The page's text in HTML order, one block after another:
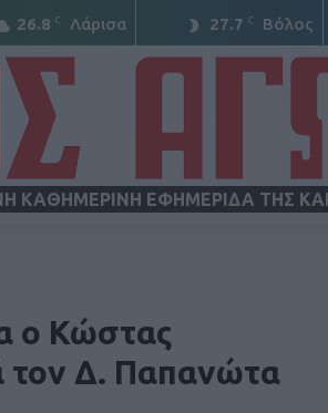
26.8 C Λάρισα 27.7 C Βόλος
ΚΑΘΗΜΕΡΙΝΗ ΕΦΗΜΕΡΙΔΑ ΤΗΣ
ο Κώστας
τον Δ. Παπανώτα